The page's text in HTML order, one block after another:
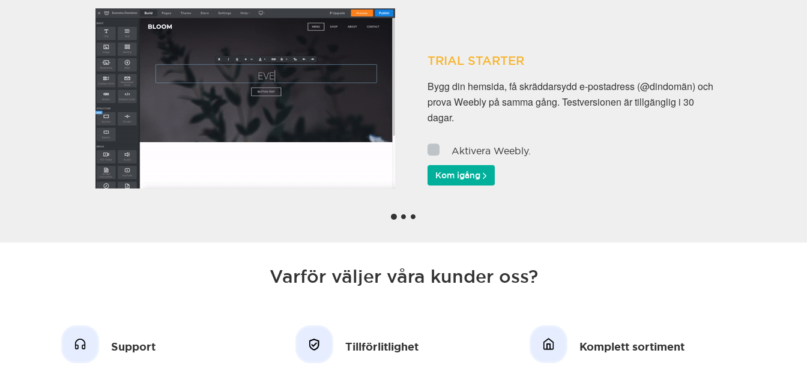
TRIAL STARTER
Bygg din hemsida, få skräddarsydd e-postadress (@dindomän) och
prova Weebly på samma gång. Testversionen är tillgänglig i 30
dagar.
Aktivera Weebly.
Kom igång
Varför väljer våra kunder oss?
Support Tillförlitlighet Komplett sortiment